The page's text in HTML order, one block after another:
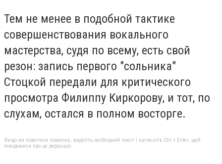
Тем не менее в подобной тактике
совершенствования вокального
мастерства, судя по всему, есть свой
резон: запись первого "сольника"
Стоцкой передали для критического
просмотра Филиппу Киркорову, и тот, по
слухам, остался в полном восторге.
Якщо ви помітили помилку, виділіть необхідний текст і натисніть Ctrl + Enter, щоб
повідомити про це редакцію